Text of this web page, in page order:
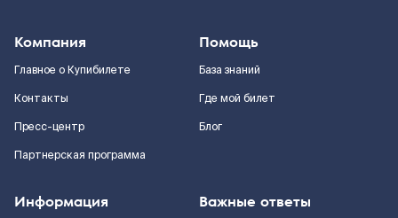
Компания
Главное о Купибилете
Контакты
Пресс-центр
Партнерская программа
Помощь
База знаний
Где мой билет
Блог
Информация Важные ответы